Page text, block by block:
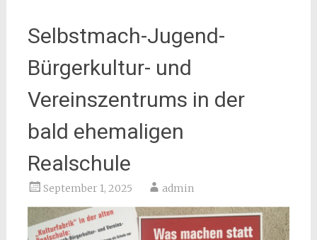
Selbstmach-Jugend-
Bürgerkultur- und
Vereinszentrums in der
bald ehemaligen
Realschule
September 1, 2025 admin